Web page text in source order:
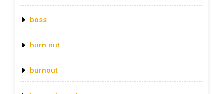
boss
burn out
burnout